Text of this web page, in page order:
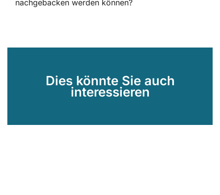
nachgebacken werden können?
Dies könnte Sie auch
interessieren